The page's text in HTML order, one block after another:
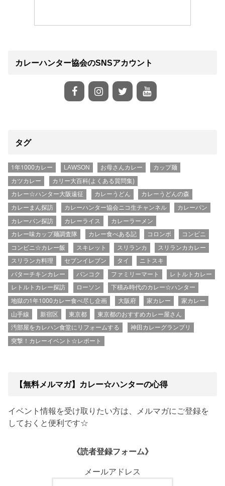
カレーハンター協会のSNSアカウント
タグ
1年1000カレー LAWSON お母さんカレー
カップ麺
カツカレー
カリー大百科(よくある質問集)
カレー☆ハンター大阪遠征
カレーうどん
カレーうどんの森
カレーまん探訪
カレーハンター協会ニコ生チャンネル
カレーパン
カレーパン探訪
カレーライス
カレーラーメン
カレー味カップ麺調査隊
カレー食べある記 コロンボ
コンビニ
コンビニ☆カレー飯
スキレット スリランカ
スリランカカレー
スリランカ料理
セブンイレブン タイ
ニトスキ
バターチキンカレー
バンコク ファミリーマート
レトルトカレー
レトルトカレー探訪
ローソン
下積み時代のカレー☆ハンター
地獄の1年1000カレー食べ尽し企画
大阪府 家カレー
家カレー
山手線
新宿区 東京都
東京都のおすすめカレー屋さん
汚部屋をカレハン食堂にリフォームする
神田カレーグランプリ
突撃！カレーイベント☆レポート
【無料メルマガ】カレー☆ハンターの心得
イベント情報を受け取りたい方は、メルマガにご登録を
しておくと便利です☆
《読者登録フォーム》
メールアドレス